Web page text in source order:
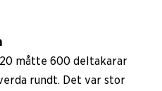
måtte 600 deltakarar
rundt. Det var stor